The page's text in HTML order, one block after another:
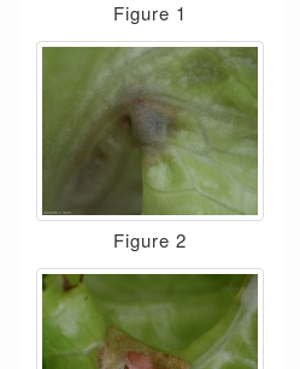
Figure 1
Figure 2